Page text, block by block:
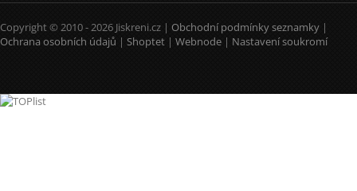
Copyright © 2010 - 2026 Jiskreni.cz | Obchodní podmínky seznamky |
Ochrana osobních údajů | Shoptet | Webnode | Nastavení soukromí